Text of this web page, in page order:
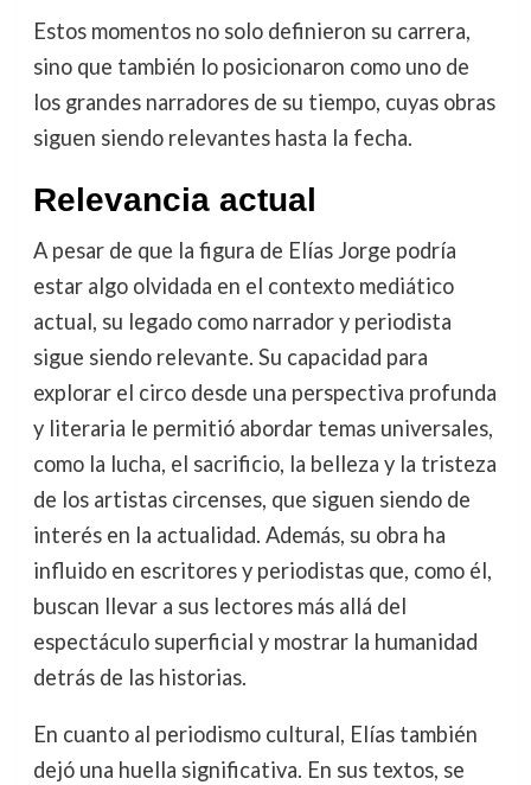
Estos momentos no solo definieron su carrera,
sino que también lo posicionaron como uno de
los grandes narradores de su tiempo, cuyas obras
siguen siendo relevantes hasta la fecha.
Relevancia actual
A pesar de que la figura de Elías Jorge podría
estar algo olvidada en el contexto mediático
actual, su legado como narrador y periodista
sigue siendo relevante. Su capacidad para
explorar el circo desde una perspectiva profunda
y literaria le permitió abordar temas universales,
como la lucha, el sacrificio, la belleza y la tristeza
de los artistas circenses, que siguen siendo de
interés en la actualidad. Además, su obra ha
influido en escritores y periodistas que, como él,
buscan llevar a sus lectores más allá del
espectáculo superficial y mostrar la humanidad
detrás de las historias.
En cuanto al periodismo cultural, Elías también
dejó una huella significativa. En sus textos, se